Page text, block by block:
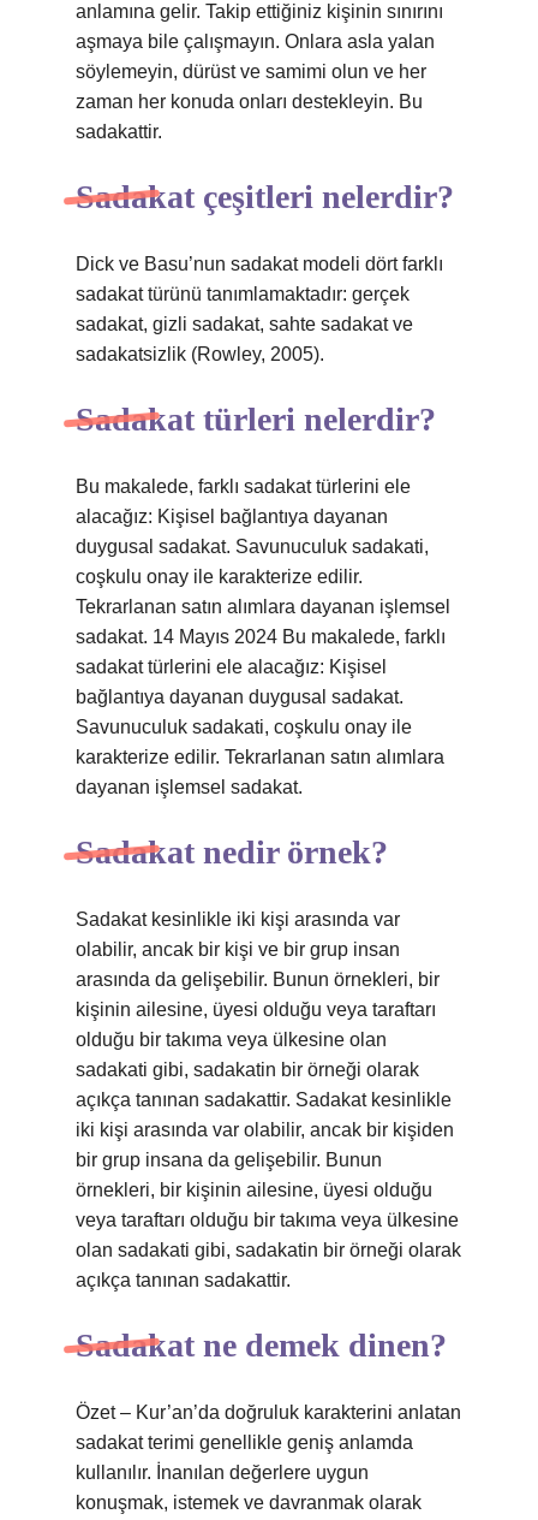
anlamına gelir. Takip ettiğiniz kişinin sınırını
aşmaya bile çalışmayın. Onlara asla yalan
söylemeyin, dürüst ve samimi olun ve her
zaman her konuda onları destekleyin. Bu
sadakattir.
Sadakat çeşitleri nelerdir?
Dick ve Basu’nun sadakat modeli dört farklı
sadakat türünü tanımlamaktadır: gerçek
sadakat, gizli sadakat, sahte sadakat ve
sadakatsizlik (Rowley, 2005).
Sadakat türleri nelerdir?
Bu makalede, farklı sadakat türlerini ele
alacağız: Kişisel bağlantıya dayanan
duygusal sadakat. Savunuculuk sadakati,
coşkulu onay ile karakterize edilir.
Tekrarlanan satın alımlara dayanan işlemsel
sadakat. 14 Mayıs 2024 Bu makalede, farklı
sadakat türlerini ele alacağız: Kişisel
bağlantıya dayanan duygusal sadakat.
Savunuculuk sadakati, coşkulu onay ile
karakterize edilir. Tekrarlanan satın alımlara
dayanan işlemsel sadakat.
Sadakat nedir örnek?
Sadakat kesinlikle iki kişi arasında var
olabilir, ancak bir kişi ve bir grup insan
arasında da gelişebilir. Bunun örnekleri, bir
kişinin ailesine, üyesi olduğu veya taraftarı
olduğu bir takıma veya ülkesine olan
sadakati gibi, sadakatin bir örneği olarak
açıkça tanınan sadakattir. Sadakat kesinlikle
iki kişi arasında var olabilir, ancak bir kişiden
bir grup insana da gelişebilir. Bunun
örnekleri, bir kişinin ailesine, üyesi olduğu
veya taraftarı olduğu bir takıma veya ülkesine
olan sadakati gibi, sadakatin bir örneği olarak
açıkça tanınan sadakattir.
Sadakat ne demek dinen?
Özet – Kur’an’da doğruluk karakterini anlatan
sadakat terimi genellikle geniş anlamda
kullanılır. İnanılan değerlere uygun
konuşmak, istemek ve davranmak olarak